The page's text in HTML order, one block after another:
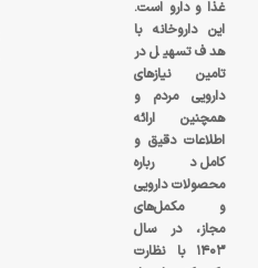
غذا و دارو است.
این داروخانه با
هدف تسهیل در
تامین نیازهای
دارویی مردم و
همچنین ارائه
اطلاعات دقیق و
کامل درباره
محصولات دارویی
و مکمل‌های
مجاز، در سال
۱۴۰۳ با نظارت